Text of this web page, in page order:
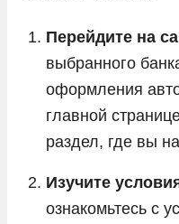
Перейдите на
выбранного
оформления
главной
раздел, где вы
Изучите
ознакомьтесь с